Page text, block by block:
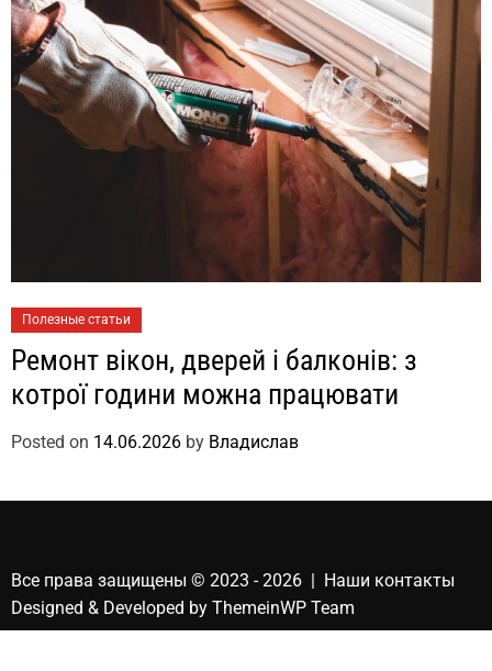
Полезные статьи
Ремонт вікон, дверей і балконів: з
котрої години можна працювати
Posted on 14.06.2026 by Владислав
Все права защищены © 2023 - 2026 | Наши контакты
Designed & Developed by ThemeinWP Team